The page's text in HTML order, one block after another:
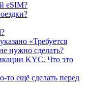
eSIM?
«Требуется
нужно сделать?
KYC. Что это
ещё сделать перед